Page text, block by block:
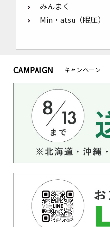
みんまく
Min・atsu（眠圧）
CAMPAIGN キャンペーン